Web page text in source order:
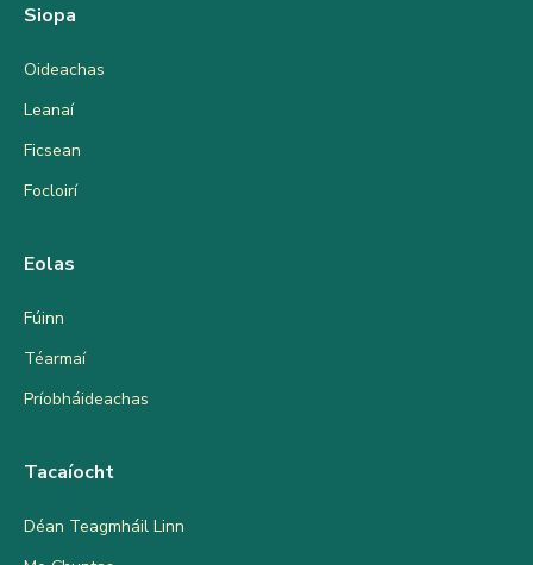
Siopa
Oideachas
Leanaí
Ficsean
Focloirí
Eolas
Fúinn
Téarmaí
Príobháideachas
Tacaíocht
Déan Teagmháil Linn